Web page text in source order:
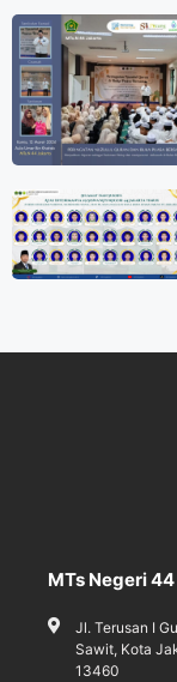
MTs Negeri
Jl. Terusan I
Sawit, Kota
13460